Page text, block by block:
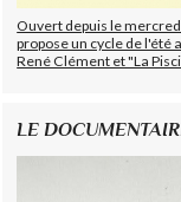
Ouvert depuis le
propose un cycle de l'été
René Clément et "La
LE